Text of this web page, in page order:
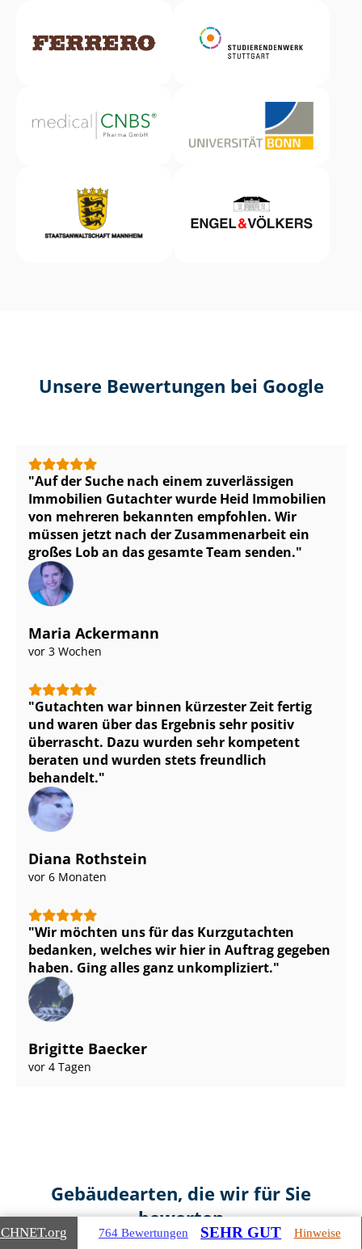
Unsere Bewertungen bei Google
Auf der Suche nach einem zuverlässigen
Immobilien Gutachter wurde Heid Immobilien
von mehreren bekannten empfohlen. Wir
müssen jetzt nach der Zusammenarbeit ein
großes Lob an das gesamte Team senden.
Maria Ackermann
vor 3 Wochen
Gutachten war binnen kürzester Zeit fertig
und waren über das Ergebnis sehr positiv
überrascht. Dazu wurden sehr kompetent
beraten und wurden stets freundlich
behandelt.
Diana Rothstein
vor 6 Monaten
Wir möchten uns für das Kurzgutachten
bedanken, welches wir hier in Auftrag gegeben
haben. Ging alles ganz unkompliziert.
Brigitte Baecker
vor 4 Tagen
Gebäudearten, die wir für Sie
bewerten
.org 764 Bewertungen SEHR GUT Hinweise